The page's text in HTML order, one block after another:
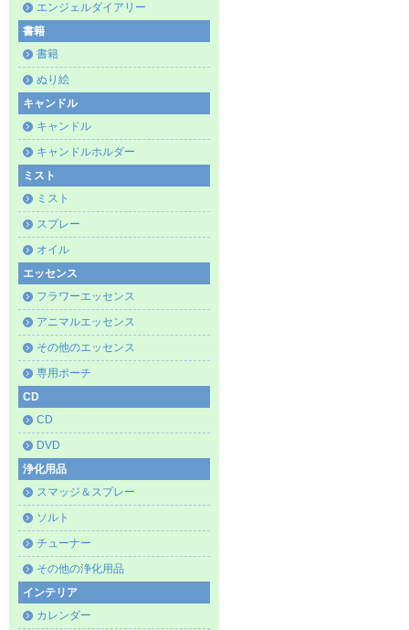
エンジェルダイアリー
書籍
書籍
ぬり絵
キャンドル
キャンドル
キャンドルホルダー
ミスト
ミスト
スプレー
オイル
エッセンス
フラワーエッセンス
アニマルエッセンス
その他のエッセンス
専用ポーチ
CD
CD
DVD
浄化用品
スマッジ＆スプレー
ソルト
チューナー
その他の浄化用品
インテリア
カレンダー